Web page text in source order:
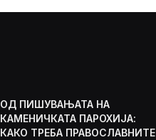
ОД ПИШУВАЊАТА НА
КАМЕНИЧКАТА ПАРОХИЈА:
КАКО ТРЕБА ПРАВОСЛАВНИТЕ